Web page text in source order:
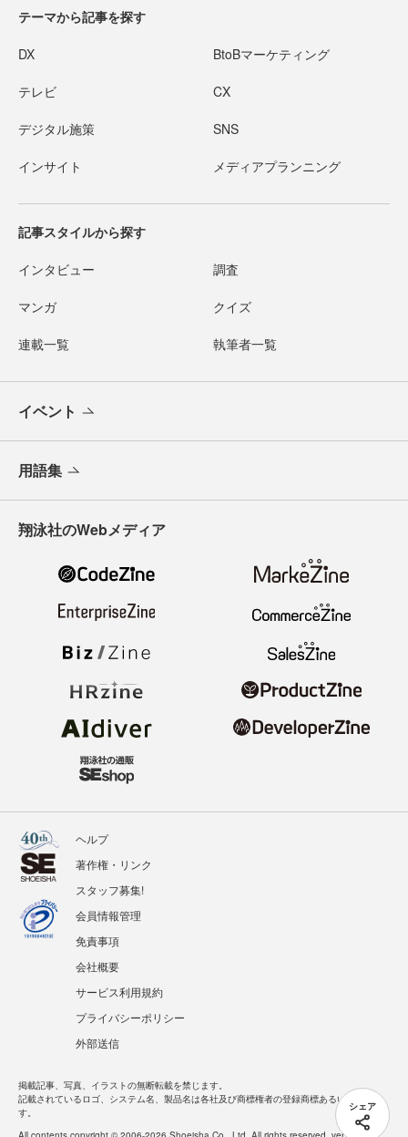
シェア
テーマから記事を探す
DX BtoBマーケティング
テレビ CX
デジタル施策 SNS
インサイト メディアプランニング
記事スタイルから探す
インタビュー 調査
マンガ クイズ
連載一覧 執筆者一覧
イベント
用語集
翔泳社のWebメディア
ヘルプ
著作権・リンク
スタッフ募集!
会員情報管理
免責事項
会社概要
サービス利用規約
プライバシーポリシー
外部送信
掲載記事、写真、イラストの無断転載を禁じます。
記載されているロゴ、システム名、製品名は各社及び商標権者の登録商標あるいは商標で
す。